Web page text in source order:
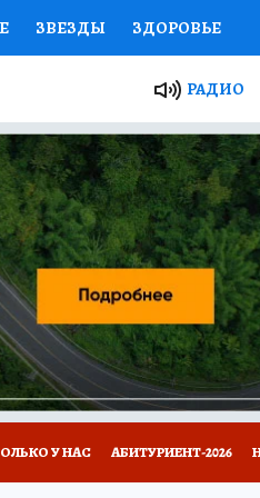
ЗВЕЗДЫ ЗДОРОВЬЕ
ПРОЕКТЫ РОССИИ
СЕКРЕТЫ
ДЕФИЦИТ ЖЕЛЕЗА
У НАС ГИД ПОТРЕБИТЕЛЯ
РАДИО
У НАС АБИТУРИЕНТ-2026